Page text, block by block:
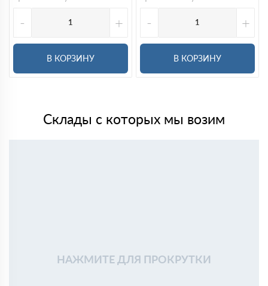
- +
В КОРЗИНУ
- +
В КОРЗИНУ
Склады с которых мы возим
НАЖМИТЕ ДЛЯ ПРОКРУТКИ